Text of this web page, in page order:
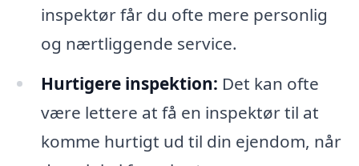
inspektør får du ofte mere personlig
og nærtliggende service.
Hurtigere inspektion: Det kan ofte
være lettere at få en inspektør til at
komme hurtigt ud til din ejendom, når